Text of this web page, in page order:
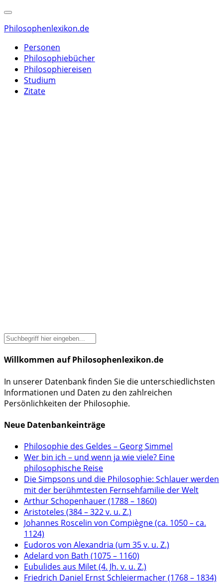
Philosophenlexikon.de
Personen
Philosophiebücher
Philosophiereisen
Studium
Zitate
Willkommen auf Philosophenlexikon.de
In unserer Datenbank finden Sie die unterschiedlichsten
Informationen und Daten zu den zahlreichen
Persönlichkeiten der Philosophie.
Neue Datenbankeinträge
Philosophie des Geldes – Georg Simmel
Wer bin ich – und wenn ja wie viele? Eine
philosophische Reise
Die Simpsons und die Philosophie: Schlauer werden
mit der berühmtesten Fernsehfamilie der Welt
Arthur Schopenhauer (1788 – 1860)
Aristoteles (384 – 322 v. u. Z.)
Johannes Roscelin von Compiègne (ca. 1050 – ca.
1124)
Eudoros von Alexandria (um 35 v. u. Z.)
Adelard von Bath (1075 – 1160)
Eubulides aus Milet (4. Jh. v. u. Z.)
Friedrich Daniel Ernst Schleiermacher (1768 – 1834)